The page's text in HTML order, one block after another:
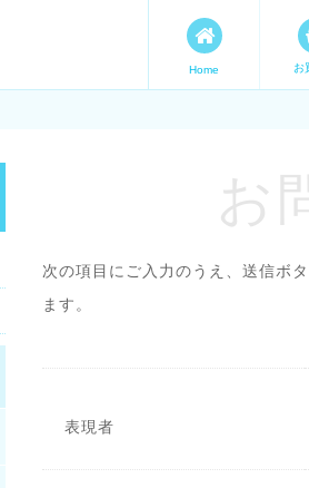
します。 手づく
Home お
お
次の項目にご入力のうえ、送信ボ
ます。
表現者